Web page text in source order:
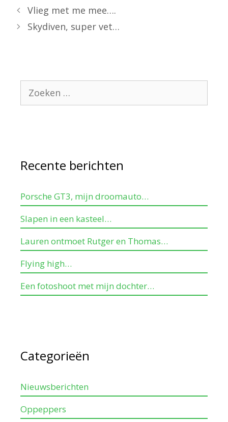
Vlieg met me mee….
Skydiven, super vet…
Recente berichten
Porsche GT3, mijn droomauto…
Slapen in een kasteel…
Lauren ontmoet Rutger en Thomas…
Flying high…
Een fotoshoot met mijn dochter…
Categorieën
Nieuwsberichten
Oppeppers